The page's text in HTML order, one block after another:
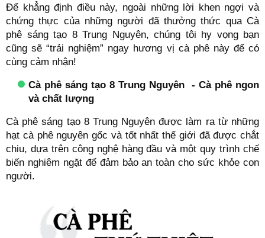
Để khẳng định điều này, ngoài những lời khen ngợi và
chứng thực của những người đã thưởng thức qua Cà
phê sáng tạo 8 Trung Nguyên, chúng tôi hy vọng bạn
cũng sẽ “trải nghiệm” ngay hương vị cà phê này để có
cùng cảm nhận!
Cà phê sáng tạo 8 Trung Nguyên - Cà phê ngon
và chất lượng
Cà phê sáng tạo 8 Trung Nguyên được làm ra từ những
hạt cà phê nguyên gốc và tốt nhất thế giới đã được chắt
chiu, dựa trên công nghệ hàng đầu và một quy trình chế
biến nghiêm ngặt để đảm bảo an toàn cho sức khỏe con
người.